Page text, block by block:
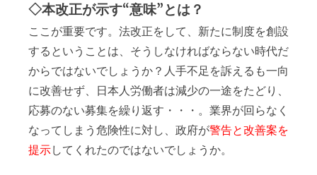
◇本改正が示す“意味”とは？
ここが重要です。法改正をして、新たに制度を創設
するということは、そうしなければならない時代だ
からではないでしょうか？人手不足を訴えるも一向
に改善せず、日本人労働者は減少の一途をたどり、
応募のない募集を繰り返す・・・。業界が回らなく
なってしまう危険性に対し、政府が警告と改善案を
提示してくれたのではないでしょうか。